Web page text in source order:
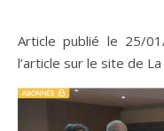
Article publié le 25/
l’article sur le site de